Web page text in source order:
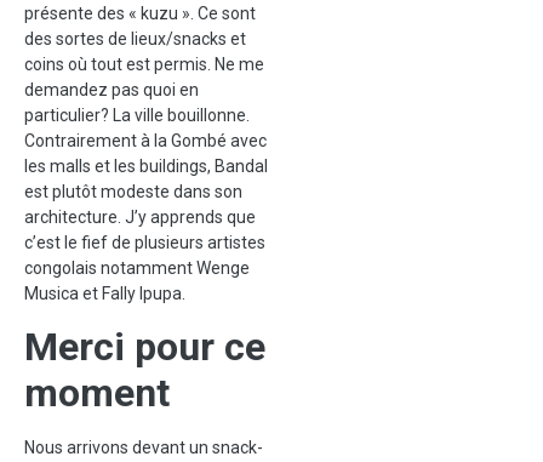
présente des « kuzu ». Ce sont
des sortes de lieux/snacks et
coins où tout est permis. Ne me
demandez pas quoi en
particulier? La ville bouillonne.
Contrairement à la Gombé avec
les malls et les buildings, Bandal
est plutôt modeste dans son
architecture. J’y apprends que
c’est le fief de plusieurs artistes
congolais notamment Wenge
Musica et Fally Ipupa.
Merci pour ce
moment
Nous arrivons devant un snack-